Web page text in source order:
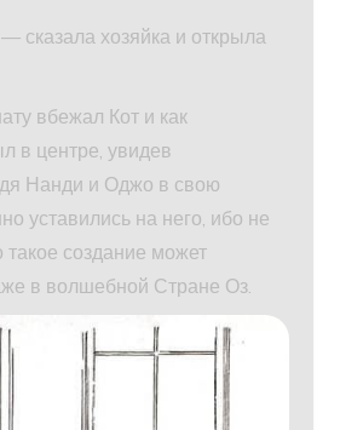
сказала хозяйка и открыла
вбежал Кот и как
в центре, увидев
Нанди и Оджо в свою
уставились на него, ибо не
такое создание может
в волшебной Стране Оз.